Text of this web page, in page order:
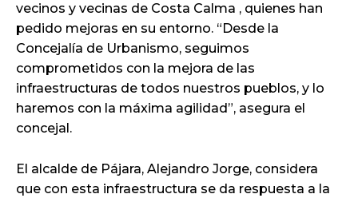
vecinos y vecinas de Costa Calma , quienes han
pedido mejoras en su entorno. “Desde la
Concejalía de Urbanismo, seguimos
comprometidos con la mejora de las
infraestructuras de todos nuestros pueblos, y lo
haremos con la máxima agilidad”, asegura el
concejal.
El alcalde de Pájara, Alejandro Jorge, considera
que con esta infraestructura se da respuesta a la